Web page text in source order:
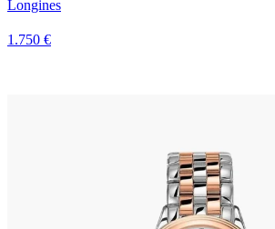
Longines
1.750 €